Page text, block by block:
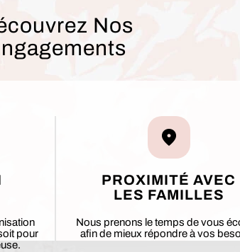
Nos
pour
PROXIMITÉ AVEC
LES FAMILLES
Nous prenons le temps de vous
afin de mieux répondre à vos